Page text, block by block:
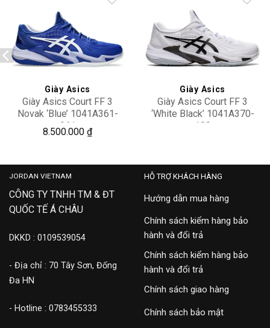
wishlist
Giày Asics
Giày Asics Court FF 3
Novak ‘Blue’ 1041A361-
961
8.500.000 ₫
wishlist
Giày Asics
Giày Asics Court FF 3
‘White Black’ 1041A370-
100
JORDAN VIETNAM
CÔNG TY TNHH TM & ĐT
QUỐC TẾ Á CHÂU
DKKD : 0109539054
- Địa chỉ : 70 Tây Sơn, Đống
Đa HN
- Hotline : 0783455333
HỖ TRỢ KHÁCH HÀNG
Hướng dẫn mua hàng
Chính sách kiểm hàng bảo
hành và đổi trả
Chính sách kiểm hàng bảo
hành và đổi trả
Chính sách giao hàng
Chính sách bảo mật